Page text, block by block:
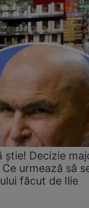
știe! Decizie
urmează să
făcut de Ilie